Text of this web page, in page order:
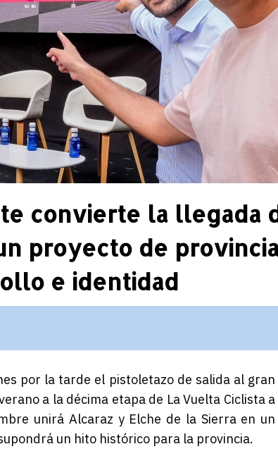
convierte la llegada
proyecto de
e identidad
por la tarde el pistoletazo de salida al gran
a la décima etapa de La Vuelta Ciclista a
unirá Alcaraz y Elche de la Sierra en un
un hito histórico para la provincia.